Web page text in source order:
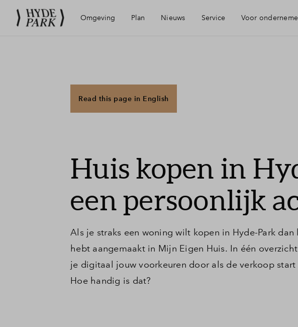
Omgeving
Hoofddorp
Geschiedenis
Plan
Duurzaamheid
Nieuws Service
Toewijzing
Veelgestelde vragen
Contact
Voor
Read this page in English
Huis kopen in
een persoonlijk
Als je straks een woning wilt kopen in Hyde-Park
hebt aangemaakt in Mijn Eigen Huis. In één
je digitaal jouw voorkeuren door als de verkoop
Hoe handig is dat?